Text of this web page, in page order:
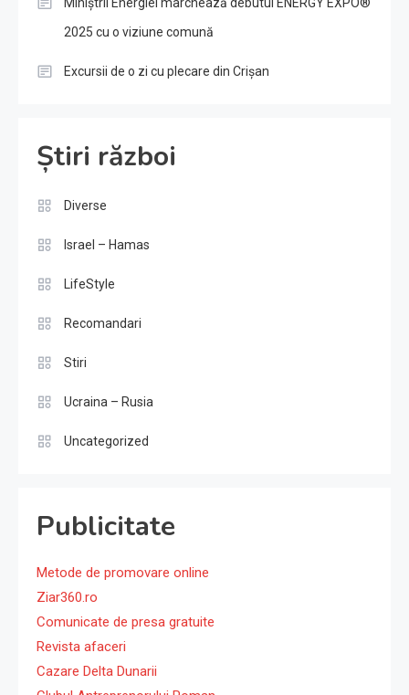
Miniștrii Energiei marchează debutul ENERGY EXPO®
2025 cu o viziune comună
Excursii de o zi cu plecare din Crișan
Știri război
Diverse
Israel – Hamas
LifeStyle
Recomandari
Stiri
Ucraina – Rusia
Uncategorized
Publicitate
Metode de promovare online
Ziar360.ro
Comunicate de presa gratuite
Revista afaceri
Cazare Delta Dunarii